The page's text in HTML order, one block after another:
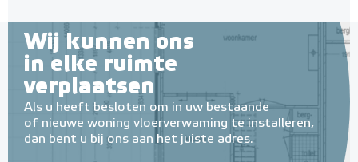
Wij kunnen ons
in elke ruimte
verplaatsen
Als u heeft besloten om in uw bestaande
of nieuwe woning vloerverwaming te installeren,
dan bent u bij ons aan het juiste adres.